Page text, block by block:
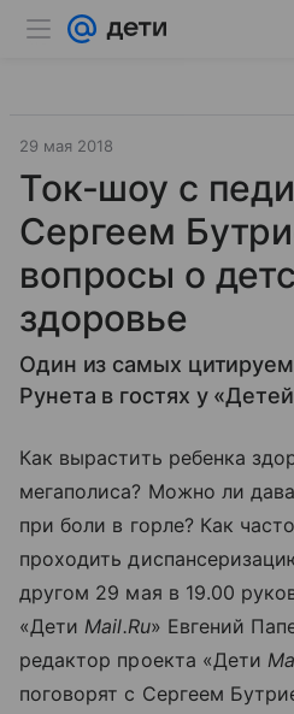
29 мая 2018
Ток-шоу с
Сергеем
вопросы о
здоровье
Один из самых
Рунета в гостях у
Как вырастить ребенка
мегаполиса? Можно ли
при боли в горле? Как
проходить
другом 29 мая в 19.00
«ДетиMail.Ru» Евгений
редактор проекта «Дети
поговорят с Сергеем